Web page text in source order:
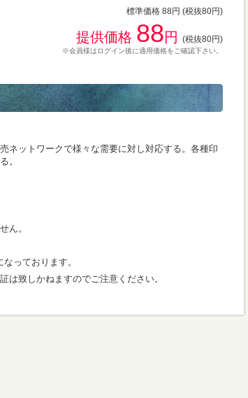
標準価格 88円 (税抜80円)
提供価格 88円 (税抜80円)
※会員様はログイン後に適用価格をご確認下さい。
ネットワークで様々な需要に対し対応する。各種印
。
ん。
っております。
致しかねますのでご注意ください。